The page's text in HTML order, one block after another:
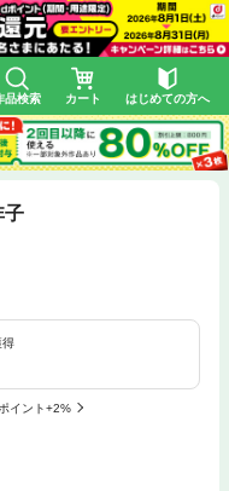
品検索 カート はじめての方へ
子
得
イント+2%